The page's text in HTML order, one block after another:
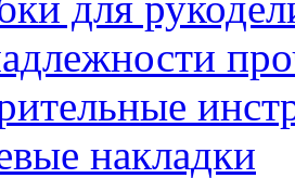
накладки